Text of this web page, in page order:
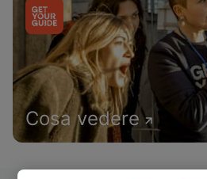
Cosa vedere